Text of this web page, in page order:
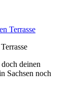
deinen
Sachsen noch